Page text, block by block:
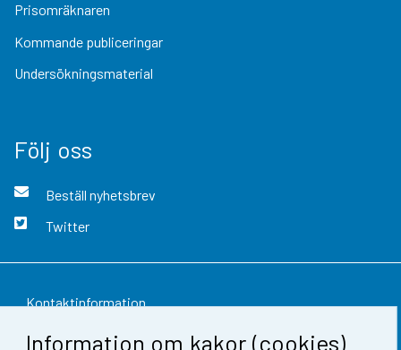
Information om kakor (cookies)
Prisomräknaren
Kommande publiceringar
Undersökningsmaterial
Följ oss
Beställ nyhetsbrev
Twitter
Kontaktinformation
Respons